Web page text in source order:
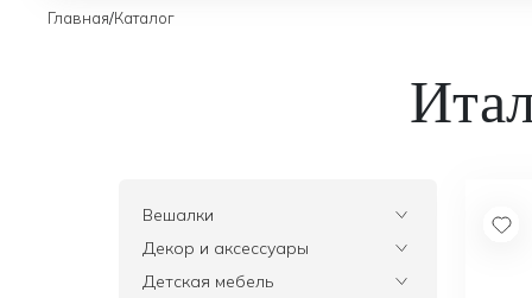
Главная/Каталог
Вешалки
Все
Декор и аксессуары
Все
Детская мебель